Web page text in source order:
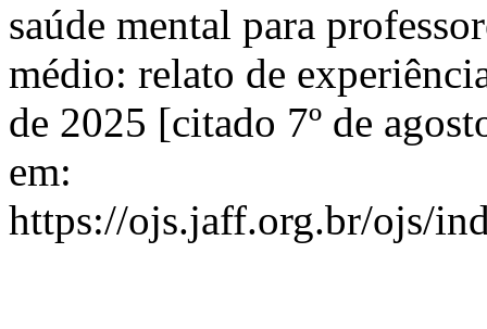
saúde mental para
médio: relato de
de 2025 [citado 7º de
em:
https://ojs.jaff.org.br/ojs/